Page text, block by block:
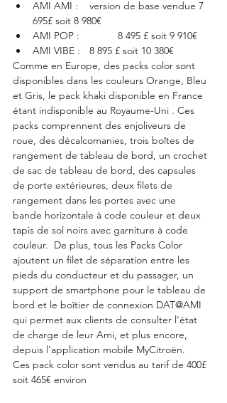
AMI AMI :  	version de base vendue 7
695£ soit 8 980€
AMI POP : 		8 495 £ soit 9 910€
AMI VIBE : 	8 895 £ soit 10 380€
Comme en Europe, des packs color sont
disponibles dans les couleurs Orange, Bleu
et Gris, le pack khaki disponible en France
étant indisponible au Royaume-Uni . Ces
packs comprennent des enjoliveurs de
roue, des décalcomanies, trois boîtes de
rangement de tableau de bord, un crochet
de sac de tableau de bord, des capsules
de porte extérieures, deux filets de
rangement dans les portes avec une
bande horizontale à code couleur et deux
tapis de sol noirs avec garniture à code
couleur.  De plus, tous les Packs Color
ajoutent un filet de séparation entre les
pieds du conducteur et du passager, un
support de smartphone pour le tableau de
bord et le boîtier de connexion DAT@AMI
qui permet aux clients de consulter l'état
de charge de leur Ami, et plus encore,
depuis l'application mobile MyCitroën.
Ces pack color sont vendus au tarif de 400£
soit 465€ environ